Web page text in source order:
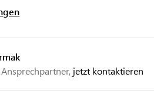
jetzt kontaktieren